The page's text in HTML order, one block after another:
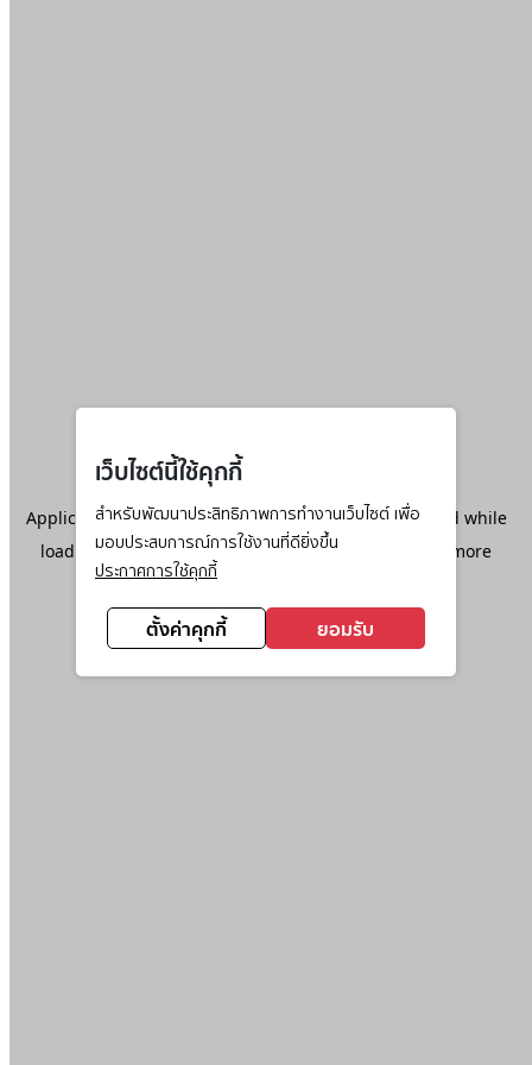
เว็บไซต์นี้ใช้คุกกี้
สำหรับพัฒนาประสิทธิภาพการทำงานเว็บไซต์ เพื่อ
มอบประสบการณ์การใช้งานที่ดียิ่งขึ้น
ประกาศการใช้คุกกี้
ตั้งค่าคุกกี้ ยอมรับ
Application error: aclient-side exception has occurred while
loadingwww.ktc.co.th(see the browser console
for more
information).